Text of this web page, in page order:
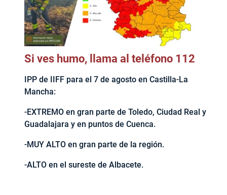
Si ves humo, llama al teléfono 112
IPP de IIFF para el 7 de agosto en Castilla-La
Mancha:
-EXTREMO en gran parte de Toledo, Ciudad Real y
Guadalajara y en puntos de Cuenca.
-MUY ALTO en gran parte de la región.
-ALTO en el sureste de Albacete.